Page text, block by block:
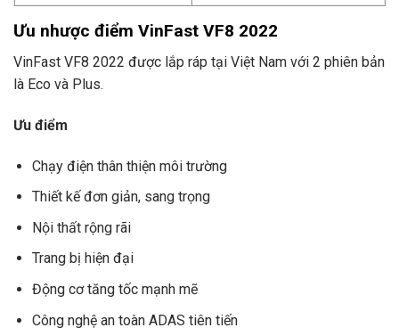
Ưu nhược điểm VinFast VF8 2022
VinFast VF8 2022 được lắp ráp tại Việt Nam với 2 phiên bản
là Eco và Plus.
Ưu điểm
Chạy điện thân thiện môi trường
Thiết kế đơn giản, sang trọng
Nội thất rộng rãi
Trang bị hiện đại
Động cơ tăng tốc mạnh mẽ
Công nghệ an toàn ADAS tiên tiến